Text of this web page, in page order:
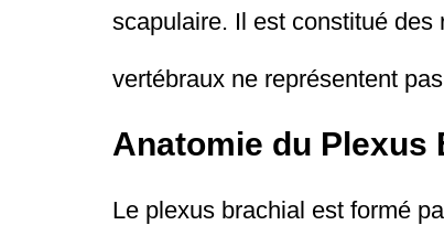
scapulaire. Il est constitué
vertébraux ne représentent
Anatomie du Plexus
Le plexus brachial est formé